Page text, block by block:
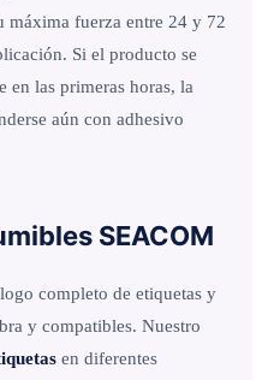
máxima fuerza entre 24 y 72
Si el producto se
en las primeras horas, la
aún con adhesivo
SEACOM
completo de etiquetas y
y compatibles. Nuestro
en diferentes